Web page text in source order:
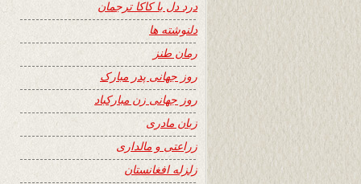
درد دل با کاکا ترجمان
دلنوشته ها
رمان طنز
روز جهانی پدر مبارک
روز جهانی زن مبارکباد
زبان مادری
زراعتی و مالداری
زلزله افغانستان